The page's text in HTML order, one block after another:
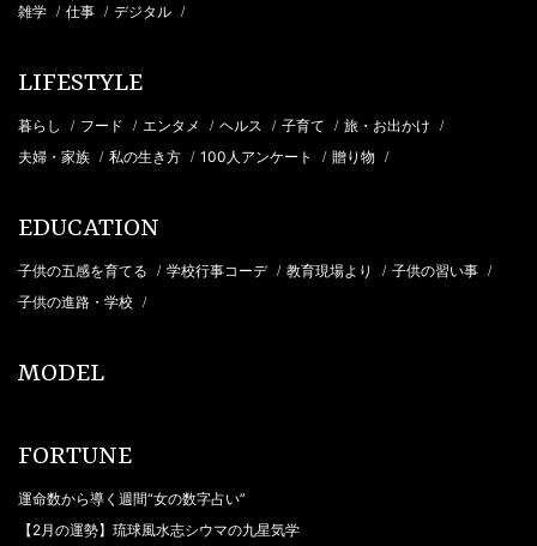
雑学 / 仕事 / デジタル /
LIFESTYLE
暮らし / フード / エンタメ / ヘルス / 子育て / 旅・お出かけ /
夫婦・家族 / 私の生き方 / 100人アンケート / 贈り物 /
EDUCATION
子供の五感を育てる / 学校行事コーデ / 教育現場より / 子供の習い事 /
子供の進路・学校 /
MODEL
FORTUNE
運命数から導く週間“女の数字占い”
【2月の運勢】琉球風水志シウマの九星気学